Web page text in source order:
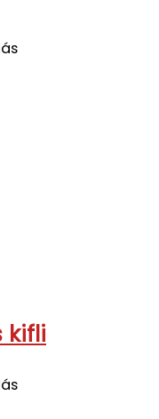
kifli